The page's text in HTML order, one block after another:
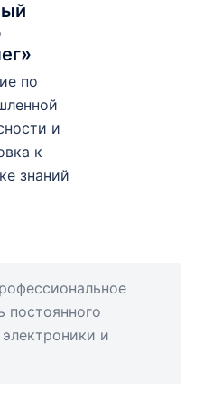
по
и
к
знаний
постоянного
и